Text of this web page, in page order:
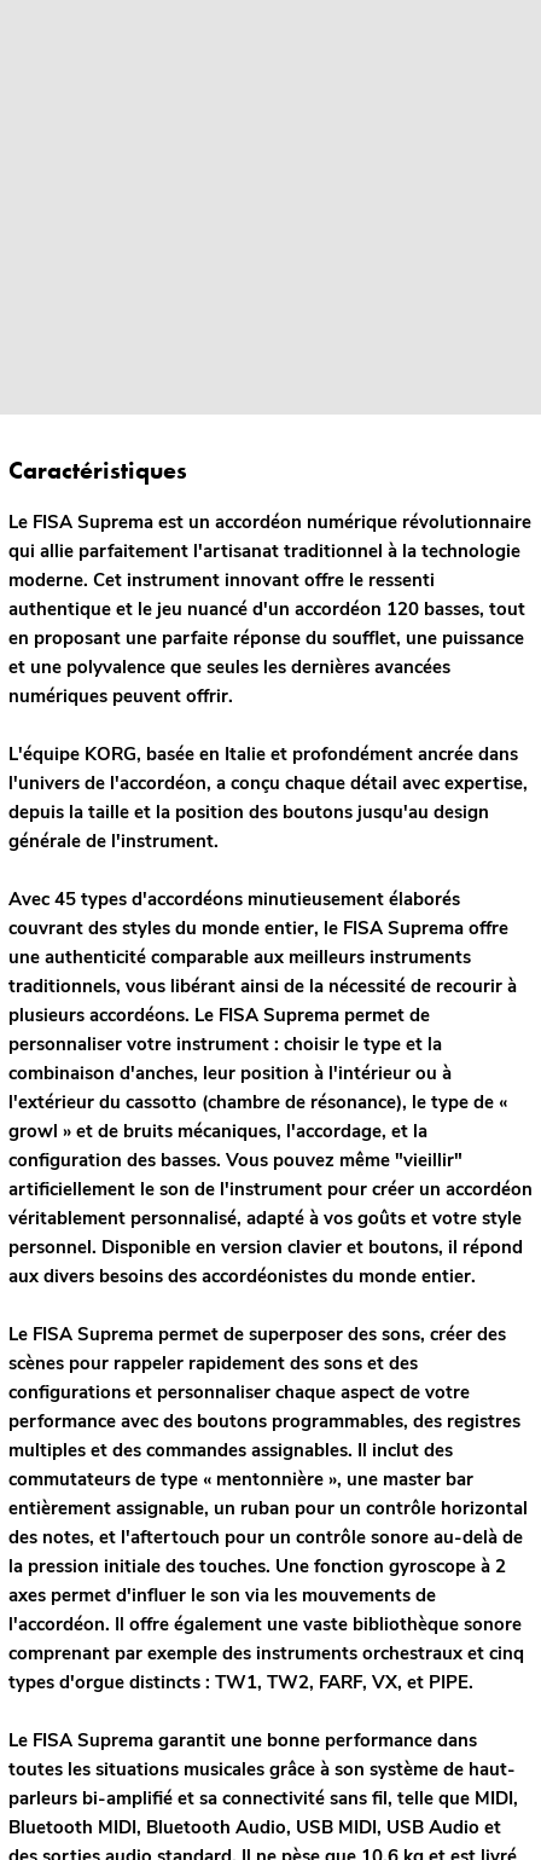
Caractéristiques
Le FISA Suprema est un accordéon numérique révolutionnaire
qui allie parfaitement l'artisanat traditionnel à la technologie
moderne. Cet instrument innovant offre le ressenti
authentique et le jeu nuancé d'un accordéon 120 basses, tout
en proposant une parfaite réponse du soufflet, une puissance
et une polyvalence que seules les dernières avancées
numériques peuvent offrir.
L'équipe KORG, basée en Italie et profondément ancrée dans
l'univers de l'accordéon, a conçu chaque détail avec expertise,
depuis la taille et la position des boutons jusqu'au design
générale de l'instrument.
Avec 45 types d'accordéons minutieusement élaborés
couvrant des styles du monde entier, le FISA Suprema offre
une authenticité comparable aux meilleurs instruments
traditionnels, vous libérant ainsi de la nécessité de recourir à
plusieurs accordéons. Le FISA Suprema permet de
personnaliser votre instrument : choisir le type et la
combinaison d'anches, leur position à l'intérieur ou à
l'extérieur du cassotto (chambre de résonance), le type de «
growl » et de bruits mécaniques, l'accordage, et la
configuration des basses. Vous pouvez même "vieillir"
artificiellement le son de l'instrument pour créer un accordéon
véritablement personnalisé, adapté à vos goûts et votre style
personnel. Disponible en version clavier et boutons, il répond
aux divers besoins des accordéonistes du monde entier.
Le FISA Suprema permet de superposer des sons, créer des
scènes pour rappeler rapidement des sons et des
configurations et personnaliser chaque aspect de votre
performance avec des boutons programmables, des registres
multiples et des commandes assignables. Il inclut des
commutateurs de type « mentonnière », une master bar
entièrement assignable, un ruban pour un contrôle horizontal
des notes, et l'aftertouch pour un contrôle sonore au-delà de
la pression initiale des touches. Une fonction gyroscope à 2
axes permet d'influer le son via les mouvements de
l'accordéon. Il offre également une vaste bibliothèque sonore
comprenant par exemple des instruments orchestraux et cinq
types d'orgue distincts : TW1, TW2, FARF, VX, et PIPE.
Le FISA Suprema garantit une bonne performance dans
toutes les situations musicales grâce à son système de haut-
parleurs bi-amplifié et sa connectivité sans fil, telle que MIDI,
Bluetooth MIDI, Bluetooth Audio, USB MIDI, USB Audio et